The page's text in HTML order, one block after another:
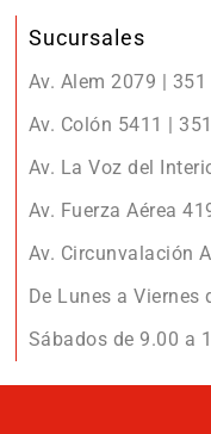
Sucursales
Av. Alem 2079 |
Av. Colón 5411 |
Av. La Voz del
Av. Fuerza Aérea
Av. Circunvalación
De Lunes a Viernes
Sábados de 9.00 a